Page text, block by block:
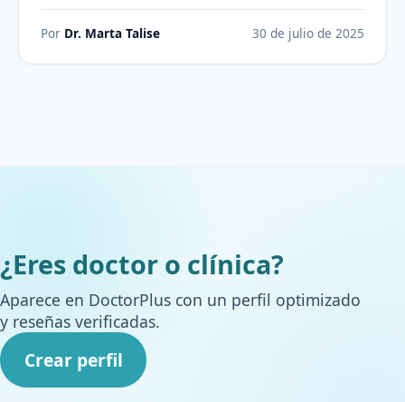
Por Dr. Marta Talise 30 de julio de 2025
¿Eres doctor o clínica?
Aparece en DoctorPlus con un perfil optimizado
y reseñas verificadas.
Crear perfil